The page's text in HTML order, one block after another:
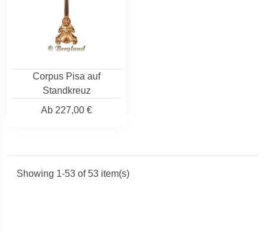
Corpus Pisa auf
Standkreuz
Ab 227,00 €
Showing 1-53 of 53 item(s)